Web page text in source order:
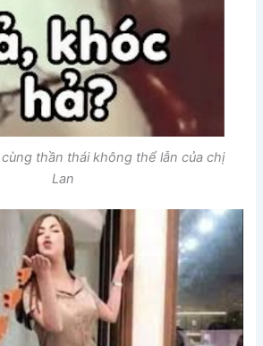
thần thái không thể lẫn của chị
Lan